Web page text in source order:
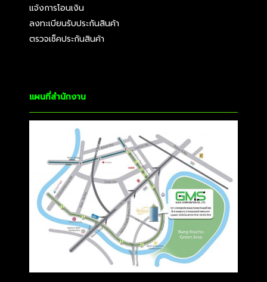
แจ้งการโอนเงิน
ลงทะเบียนรับประกันสินค้า
ตรวจเช็คประกันสินค้า
แผนที่สำนักงาน